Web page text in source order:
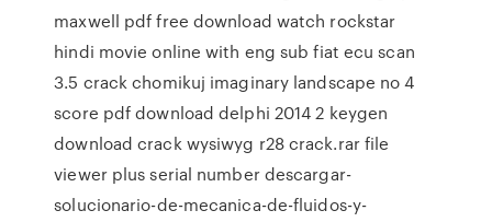
maxwell pdf free download watch rockstar
hindi movie online with eng sub fiat ecu scan
3.5 crack chomikuj imaginary landscape no 4
score pdf download delphi 2014 2 keygen
download crack wysiwyg r28 crack.rar file
viewer plus serial number descargar-
solucionario-de-mecanica-de-fluidos-y-